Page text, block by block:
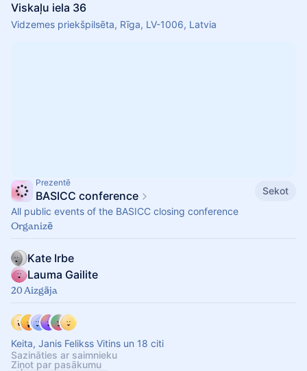
Viskaļu iela 36
Vidzemes priekšpilsēta, Rīga, LV-1006, Latvia
Prezentē
BASICC conference
Sekot
All public events of the BASICC closing conference
Organizē
Kate Irbe
Lauma Gailite
20 Aizgāja
Keita, Janis Felikss Vitins un 18 citi
Sazināties ar saimnieku
Ziņot par pasākumu